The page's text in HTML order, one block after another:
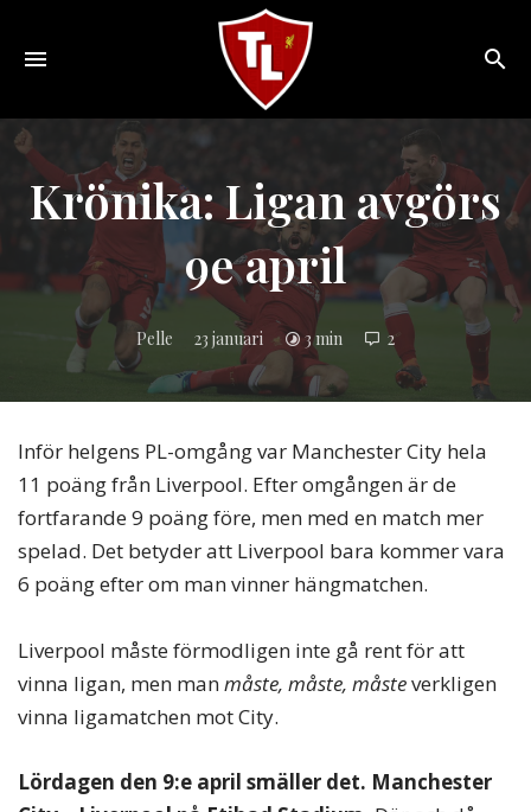
Sveriges
största
online
magazine!
Krönika: Ligan avgörs
9e april
Pelle 23 januari 3 min 2
Inför helgens PL-omgång var Manchester City hela
11 poäng från Liverpool. Efter omgången är de
fortfarande 9 poäng före, men med en match mer
spelad. Det betyder att Liverpool bara kommer vara
6 poäng efter om man vinner hängmatchen.
Liverpool måste förmodligen inte gå rent för att
vinna ligan, men manmåste, måste, måsteverkligen
vinna ligamatchen mot City.
Lördagen den 9:e april smäller det. Manchester